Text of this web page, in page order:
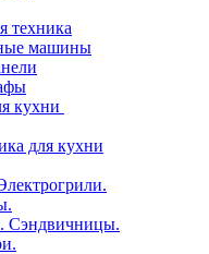
техника
машины
кухни
для кухни
Сэндвичницы.